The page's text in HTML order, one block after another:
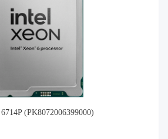
(PK8072006399000)